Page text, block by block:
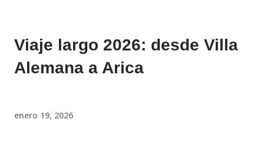
Viaje largo 2026: desde Villa
Alemana a Arica
enero 19, 2026